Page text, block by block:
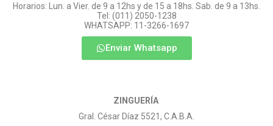
Horarios: Lun. a Vier. de 9 a 12hs y de 15 a 18hs. Sab. de 9 a 13hs.
Tel: (011) 2050-1238
WHATSAPP: 11-3266-1697
Enviar Whatsapp
ZINGUERÍA
Gral. César Díaz 5521, C.A.B.A.